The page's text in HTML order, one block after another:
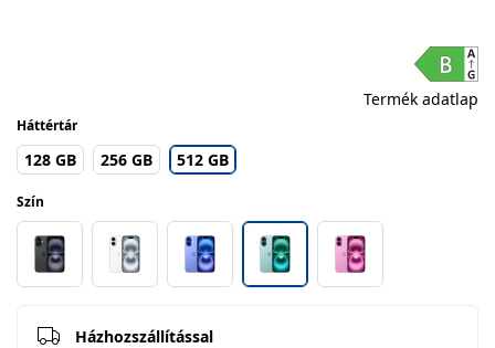
Termék adatlap
Háttértár
128 GB 256 GB 512 GB
Szín
Házhozszállítással